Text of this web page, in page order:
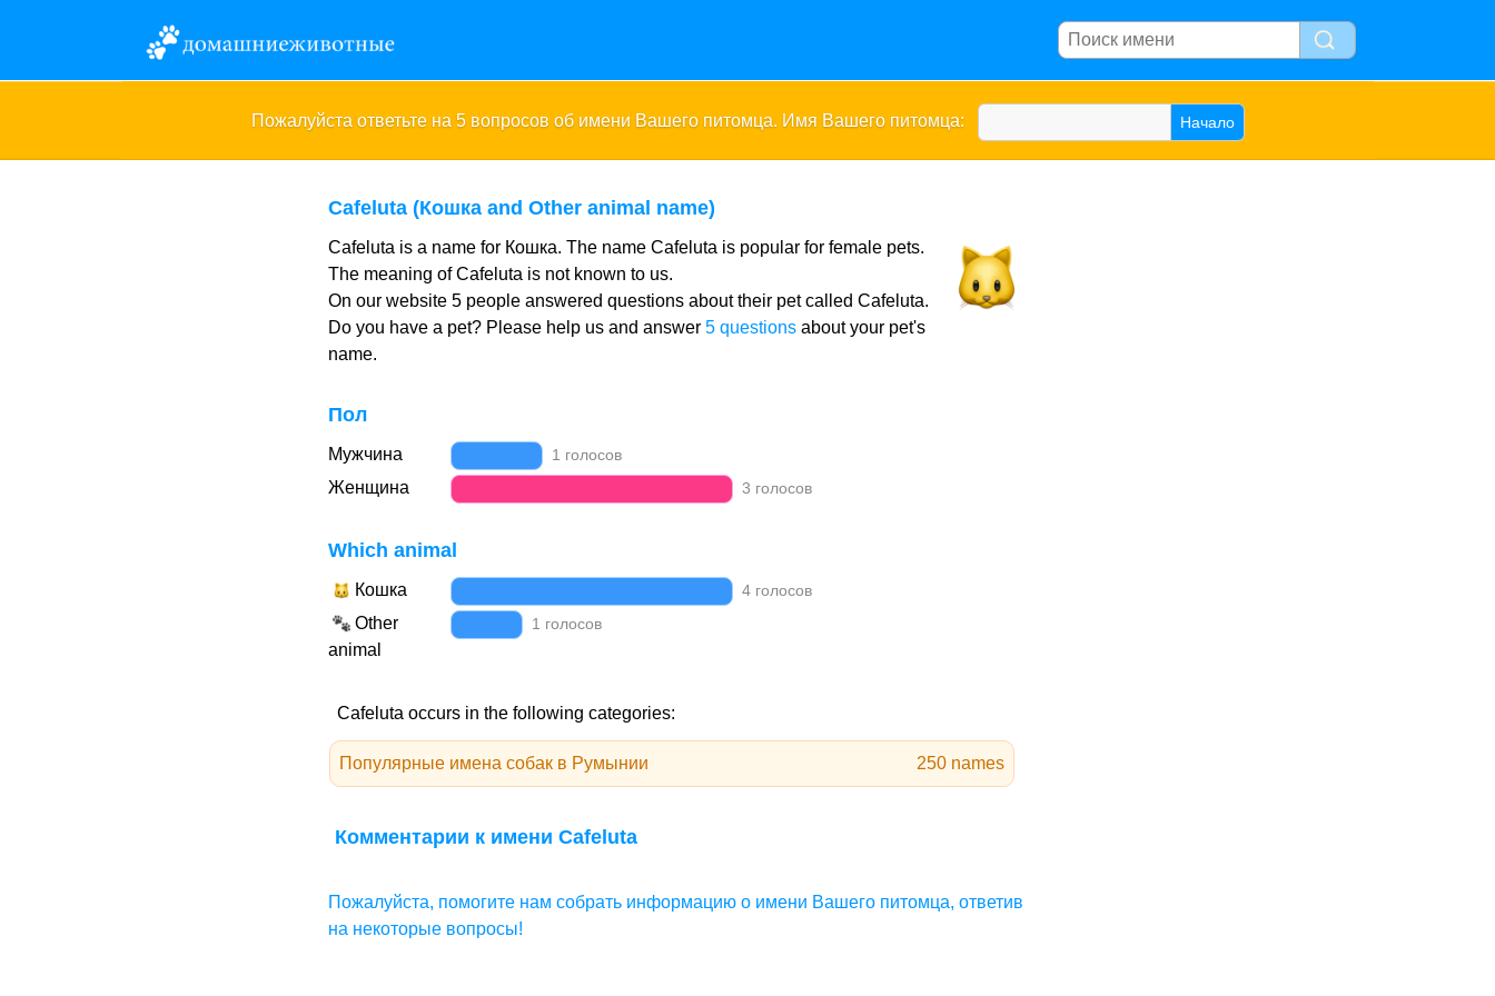
Пожалуйста ответьте на 5 вопросов об имени Вашего питомца. Имя Вашего питомца:
Cafeluta (Кошка and Other animal name)
Cafeluta is a name for Кошка. The name Cafeluta is popular for female pets.
The meaning of Cafeluta is not known to us.
On our website 5 people answered questions about their pet called Cafeluta.
Do you have a pet? Please help us and answer 5 questionsabout your pet's
name.
Пол
Мужчина 1 голосов
Женщина 3 голосов
Which animal
Кошка 4 голосов
Other
animal
1 голосов
Cafeluta occurs in the following categories:
Популярные имена собак в Румынии 250 names
Комментарии к имени Cafeluta
Пожалуйста, помогите нам собрать информацию о имени Вашего питомца, ответив
на некоторые вопросы!